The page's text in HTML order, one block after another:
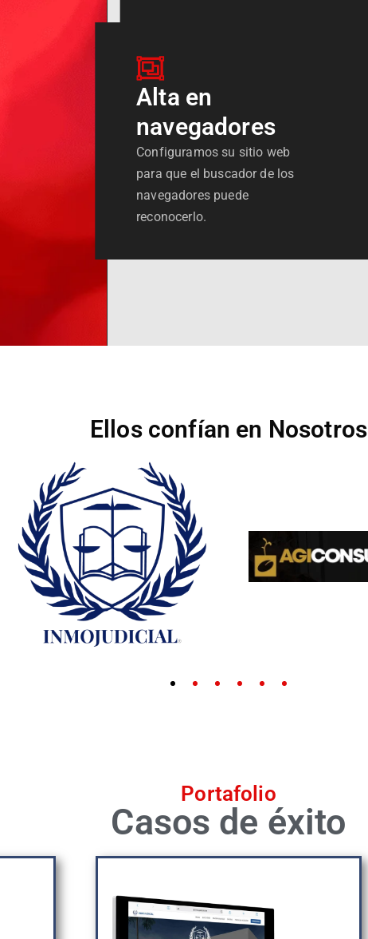
Alta en
navegadores
Configuramos su sitio web
para que el buscador de los
navegadores puede
reconocerlo.
Ellos confían en Nosotros
Portafolio
Casos de éxito